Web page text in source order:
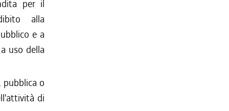
per il
alla
e a
uso della
pubblica o
di